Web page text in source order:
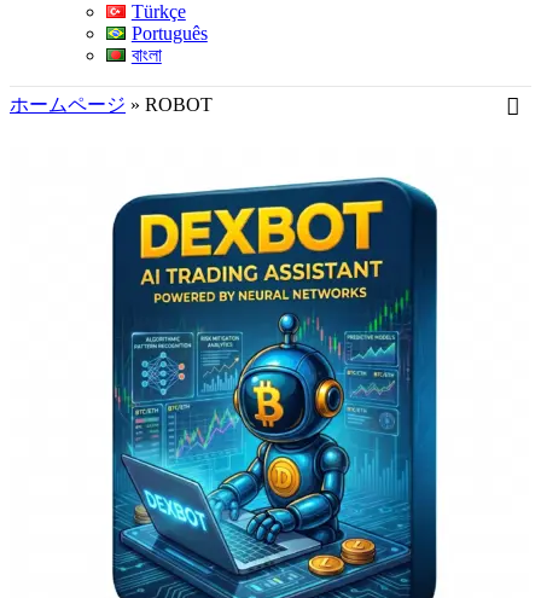
Türkçe
Português
বাংলা
ホームページ » ROBOT